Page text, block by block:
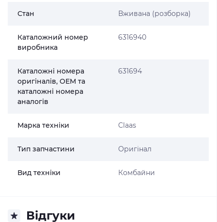
Стан Вживана (розборка)
Каталожний номер
виробника
6316940
Каталожні номера
оригіналів, OEM та
каталожні номера
аналогів
631694
Марка техніки Claas
Тип запчастини Оригінал
Вид техніки Комбайни
Відгуки